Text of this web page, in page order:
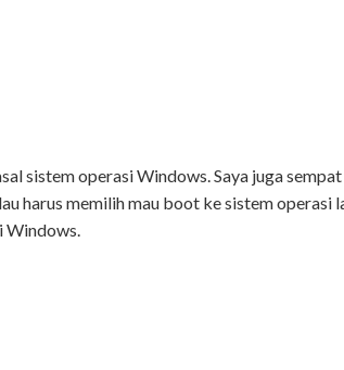
sistem operasi Windows. Saya juga
harus memilih mau boot ke sistem operasi
Windows.